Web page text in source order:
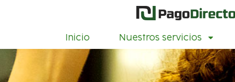
Inicio Nuestros servicios